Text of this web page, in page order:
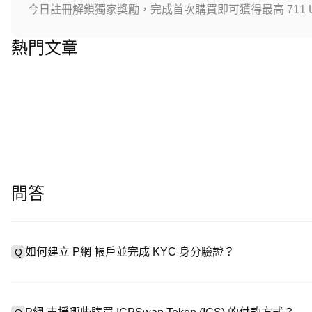
今日註冊解鎖獨家獎勵，完成首次購買即可獲得最高 711
熱門文章
問答
Q 如何建立 P網 帳戶並完成 KYC 身分驗證？